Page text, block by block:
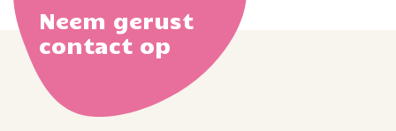
Neem gerust
contact op